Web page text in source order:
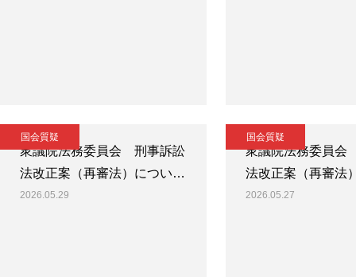
国会質疑
衆議院法務委員会 刑事訴訟
法改正案（再審法）につい…
2026.05.29
国会質疑
衆議院法務委員
法改正案（再審法
2026.05.27